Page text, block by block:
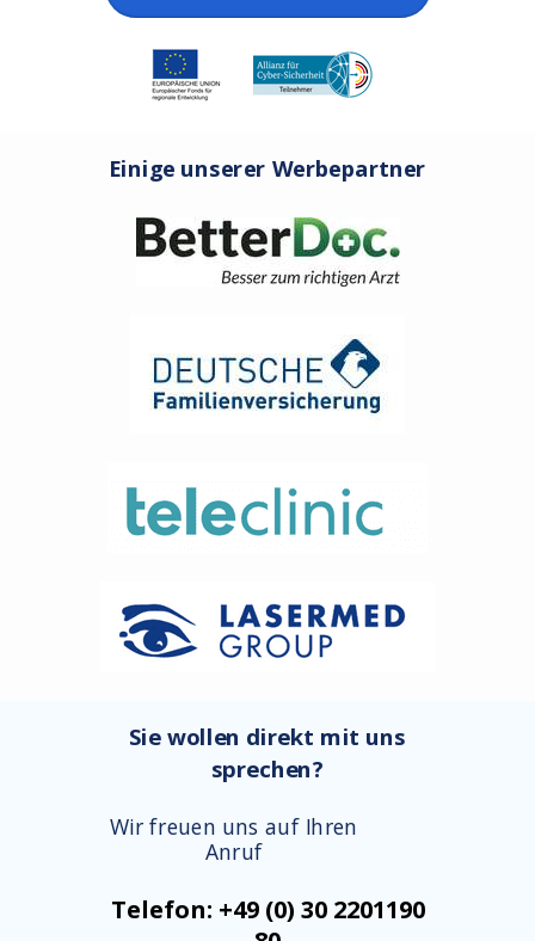
Einige unserer Werbepartner
Sie wollen direkt mit uns
sprechen?
Wir freuen uns auf Ihren
Anruf
Telefon: +49 (0) 30 2201190